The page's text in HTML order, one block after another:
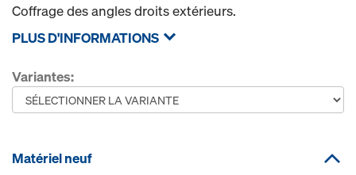
Coffrage des angles droits extérieurs.
PLUS D'INFORMATIONS
Variantes:
Matériel neuf